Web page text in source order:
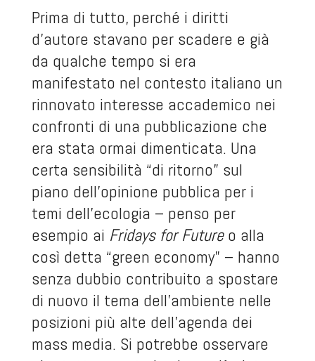
Prima di tutto, perché i diritti
d’autore stavano per scadere e già
da qualche tempo si era
manifestato nel contesto italiano un
rinnovato interesse accademico nei
confronti di una pubblicazione che
era stata ormai dimenticata. Una
certa sensibilità “di ritorno” sul
piano dell’opinione pubblica per i
temi dell’ecologia – penso per
esempio ai Fridays for Futureo alla
così detta “green economy” – hanno
senza dubbio contribuito a spostare
di nuovo il tema dell’ambiente nelle
posizioni più alte dell’agenda dei
mass media. Si potrebbe osservare